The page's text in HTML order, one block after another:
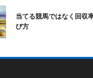
当てる競馬ではなく回収率を
び方